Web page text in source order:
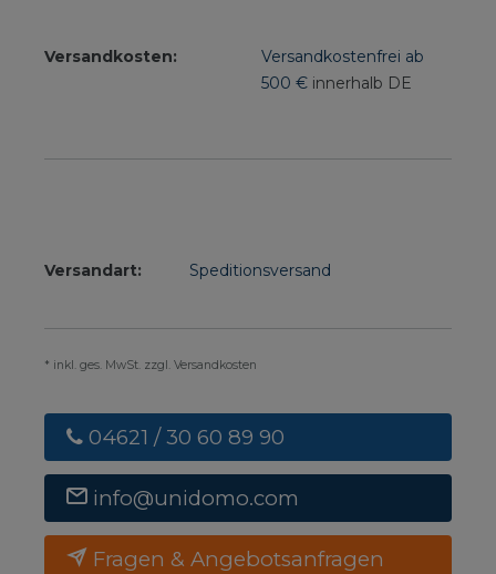
Versandkosten:
Versandkostenfrei ab
500 € innerhalb DE
Versandart: Speditionsversand
* inkl. ges. MwSt. zzgl. Versandkosten
04621 / 30 60 89 90
info@unidomo.com
Fragen & Angebotsanfragen